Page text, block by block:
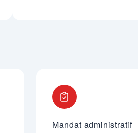
Mandat administratif